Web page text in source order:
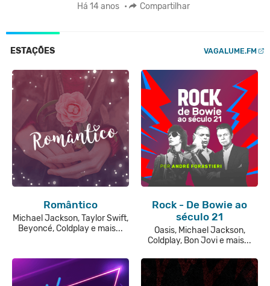
Há 14 anos • Compartilhar
ESTAÇÕES VAGALUME.FM
Romântico
Michael Jackson, Taylor Swift,
Beyoncé, Coldplay e mais...
Rock - De Bowie ao
século 21
Oasis, Michael Jackson,
Coldplay, Bon Jovi e mais...